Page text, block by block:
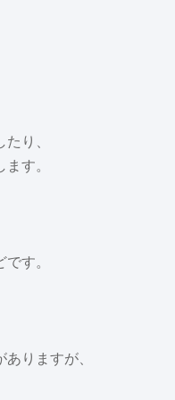
り、
す。
す。
りますが、